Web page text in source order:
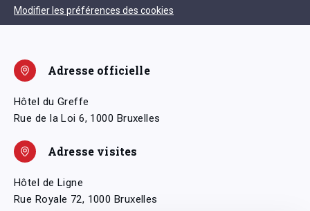
Modifier les préférences des cookies
Adresse officielle
Hôtel du Greffe
Rue de la Loi 6, 1000 Bruxelles
Adresse visites
Hôtel de Ligne
Rue Royale 72, 1000 Bruxelles